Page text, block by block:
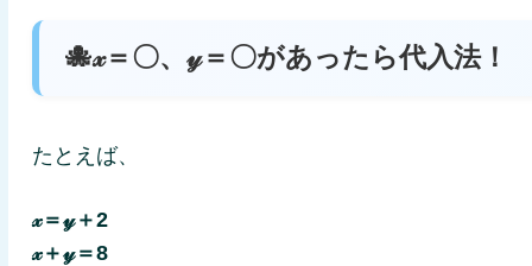
🐙𝓍＝〇、𝓎＝〇があったら代入法！
たとえば、
𝓍＝𝓎＋2
𝓍＋𝓎＝8